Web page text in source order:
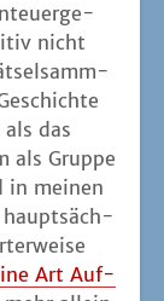
nicht
das
als Grup­pe
in mei­nen
haupt­säch­
Art Auf­